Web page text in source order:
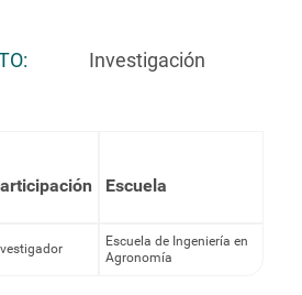
Investigación
Escuela
Escuela de Ingeniería en
Agronomía